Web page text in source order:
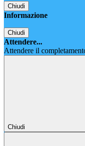
Chiudi
Informazione
Chiudi
Attendere...
Attendere il
Chiudi